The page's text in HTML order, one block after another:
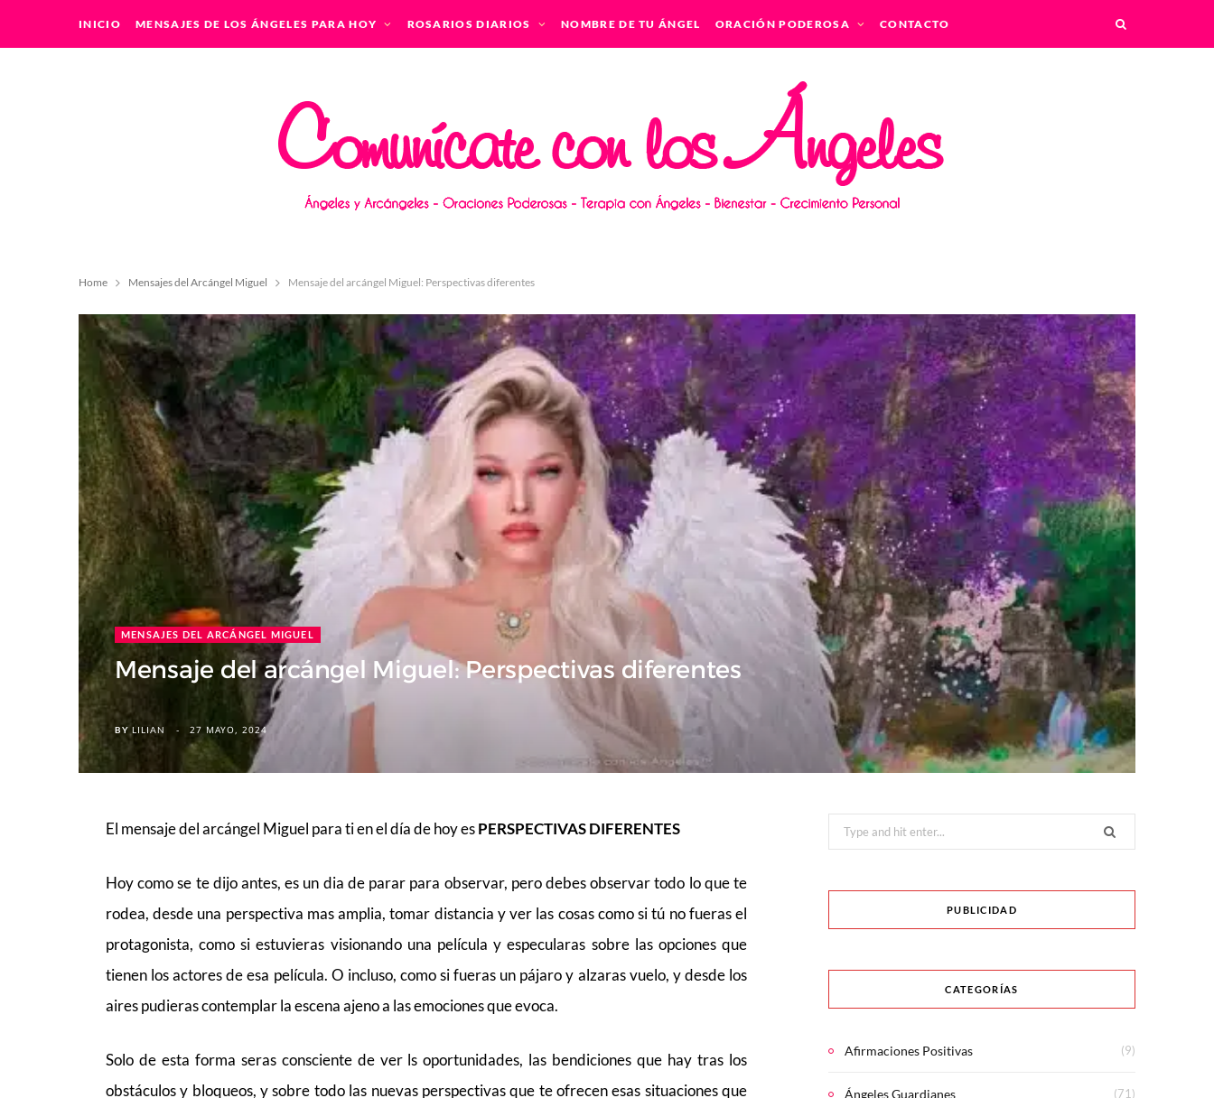
INICIO MENSAJES DE LOS ÁNGELES PARA HOY ROSARIOS DIARIOS NOMBRE DE TU ÁNGEL ORACIÓN PODEROSA CONTACTO
Home Mensajes del Arcángel Miguel Mensaje del arcángel Miguel: Perspectivas diferentes
MENSAJES DEL ARCÁNGEL MIGUEL
Mensaje del arcángel Miguel: Perspectivas diferentes
BY LILIAN 27 MAYO, 2024
El mensaje del arcángel Miguel para ti en el día de hoy esPERSPECTIVAS DIFERENTES
Hoy como se te dijo antes, es un dia de parar para observar, pero debes observar todo lo que te
rodea, desde una perspectiva mas amplia, tomar distancia y ver las cosas como si tú no fueras el
protagonista, como si estuvieras visionando una película y especularas sobre las opciones que
tienen los actores de esa película. O incluso, como si fueras un pájaro y alzaras vuelo, y desde los
aires pudieras contemplar la escena ajeno a las emociones que evoca.
Solo de esta forma seras consciente de ver ls oportunidades, las bendiciones que hay tras los
obstáculos y bloqueos, y sobre todo las nuevas perspectivas que te ofrecen esas situaciones que
Search
for:
PUBLICIDAD
CATEGORÍAS
Afirmaciones Positivas (9)
Ángeles Guardianes (71)